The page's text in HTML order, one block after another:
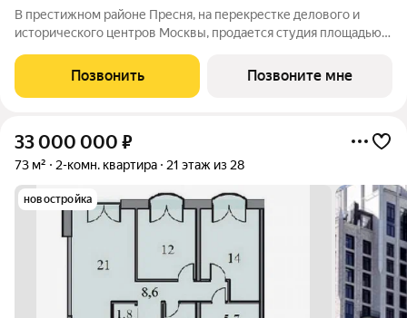
В престижном районе Пресня, на перекрестке делового и
исторического центров Москвы, продается студия площадью
этажного дома, в новом элитном жилом комплексе «Начало»
от девелопера «Донстрой».
Позвонить Позвоните мне
33 000 000 ₽
73 м² 2-комн. квартира 21 этаж из 28
новостройка